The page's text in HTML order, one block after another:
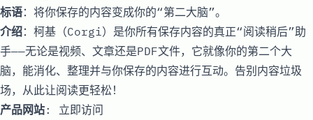
标语：将你保存的内容变成你的“第二大脑”。
介绍：柯基（Corgi）是你所有保存内容的真正“阅读稍后”助
手——无论是视频、文章还是PDF文件，它就像你的第二个大
脑，能消化、整理并与你保存的内容进行互动。告别内容垃圾
场，从此让阅读更轻松！
产品网站: 立即访问